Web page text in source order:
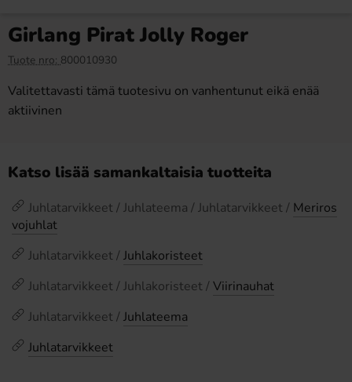
Osta
Girlang Pirat Jolly Roger
Tuote nro: 800010930
Valitettavasti tämä tuotesivu on vanhentunut eikä enää
aktiivinen
Katso lisää samankaltaisia tuotteita
Juhlatarvikkeet / Juhlateema / Juhlatarvikkeet / Meriros
vojuhlat
Juhlatarvikkeet / Juhlakoristeet
Juhlatarvikkeet / Juhlakoristeet / Viirinauhat
Juhlatarvikkeet / Juhlateema
Juhlatarvikkeet